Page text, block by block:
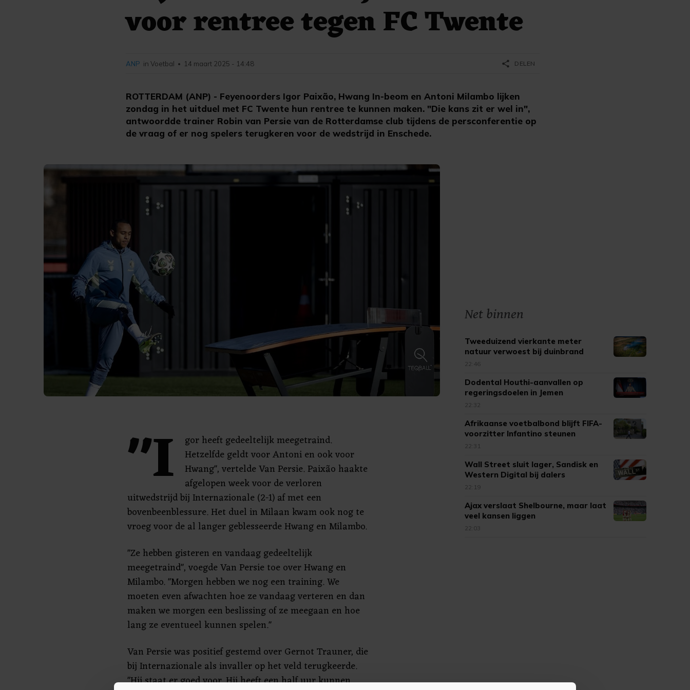
voor rentree tegen FC Twente
ROTTERDAM (ANP) - Feyenoorders Igor Paixão, Hwang In-beom en Antoni Milambo lijken
zondag in het uitduel met FC Twente hun rentree te kunnen maken. "Die kans zit er wel in",
antwoordde trainer Robin van Persie van de Rotterdamse club tijdens de persconferentie op
de vraag of er nog spelers terugkeren voor de wedstrijd in Enschede.
ANP in Voetbal • 14 maart 2025 - 14:48 share DELEN
"I
gor heeft gedeeltelijk meegetraind.
Hetzelfde geldt voor Antoni en ook voor
Hwang", vertelde Van Persie. Paixão haakte
afgelopen week voor de verloren
uitwedstrijd bij Internazionale (2-1) af met een
bovenbeenblessure. Het duel in Milaan kwam ook nog te
vroeg voor de al langer geblesseerde Hwang en Milambo.
"Ze hebben gisteren en vandaag gedeeltelijk
meegetraind", voegde Van Persie toe over Hwang en
Milambo. "Morgen hebben we nog een training. We
moeten even afwachten hoe ze vandaag verteren en dan
maken we morgen een beslissing of ze meegaan en hoe
lang ze eventueel kunnen spelen."
Van Persie was positief gestemd over Gernot Trauner, die
bij Internazionale als invaller op het veld terugkeerde.
"Hij staat er goed voor. Hij heeft een half uur kunnen
Net binnen
Tweeduizend vierkante meter
natuur verwoest bij duinbrand
Ouddorp
22:46
Dodental Houthi-aanvallen op
regeringsdoelen in Jemen
opgelopen
22:32
Afrikaanse voetbalbond blijft FIFA-
voorzitter Infantino steunen
22:31
Wall Street sluit lager, Sandisk en
Western Digital bij dalers
22:19
Ajax verslaat Shelbourne, maar laat
veel kansen liggen
22:03